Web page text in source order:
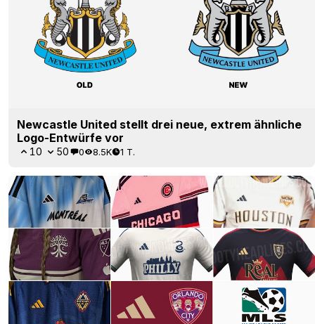
Newcastle United stellt drei neue, extrem ähnliche
Logo-Entwürfe vor
10 50 0 8.5K 1 T.